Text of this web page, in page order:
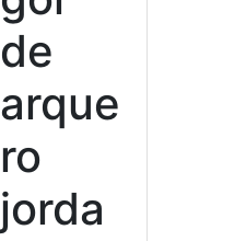
de
arque
ro
jorda